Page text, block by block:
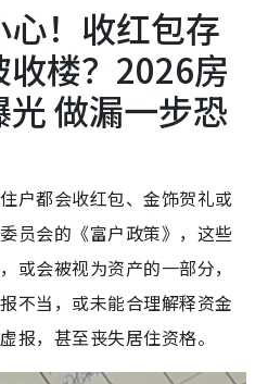
！收红包存
楼？2026房
做漏一步恐
户都会收红包、金饰贺礼或
员会的《富户政策》，这些
或会被视为资产的一部分，
不当，或未能合理解释资金
报，甚至丧失居住资格。